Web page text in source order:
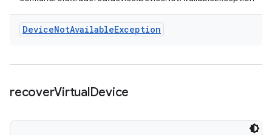
DeviceNotAvailableException
recoverVirtualDevice